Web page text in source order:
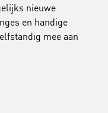
nieuwe
en handige
mee aan